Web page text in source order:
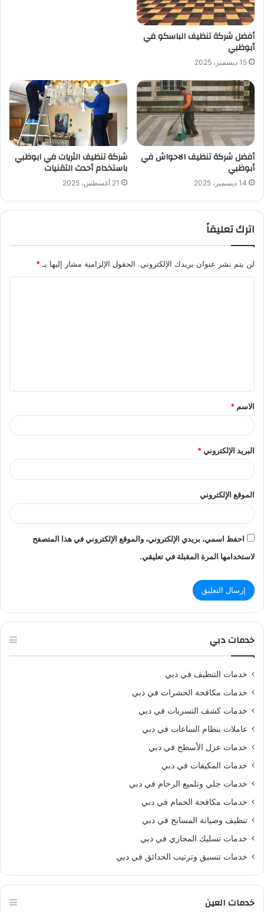
أفضل شركة تنظيف الباسكو في
أبوظبي
15 ديسمبر، 2025
أفضل شركة تنظيف الاحواش في
أبوظبي
14 ديسمبر، 2025
شركة تنظيف الثريات في ابوظبي
باستخدام أحدث التقنيات
21 أغسطس، 2025
اترك تعليقاً
لن يتم نشر عنوان بريدك الإلكتروني. الحقول الإلزامية مشار إليها بـ*
ق
*
الاسم *
البريد الإلكتروني*
الموقع الإلكتروني
احفظ اسمي، بريدي الإلكتروني، والموقع الإلكتروني في هذا المتصفح
لاستخدامها المرة المقبلة في تعليقي.
خدمات دبي
خدمات التنظيف في دبي
خدمات مكافحة الحشرات في دبي
خدمات كشف التسربات في دبي
عاملات بنظام الساعات في دبي
خدمات عزل الأسطح في دبي
خدمات المكيفات في دبي
خدمات جلي وتلميع الرخام في دبي
خدمات مكافحة الحمام في دبي
تنظيف وصيانة المسابح في دبي
خدمات تسليك المجاري في دبي
خدمات تنسيق وترتيب الحدائق في دبي
خدمات العين